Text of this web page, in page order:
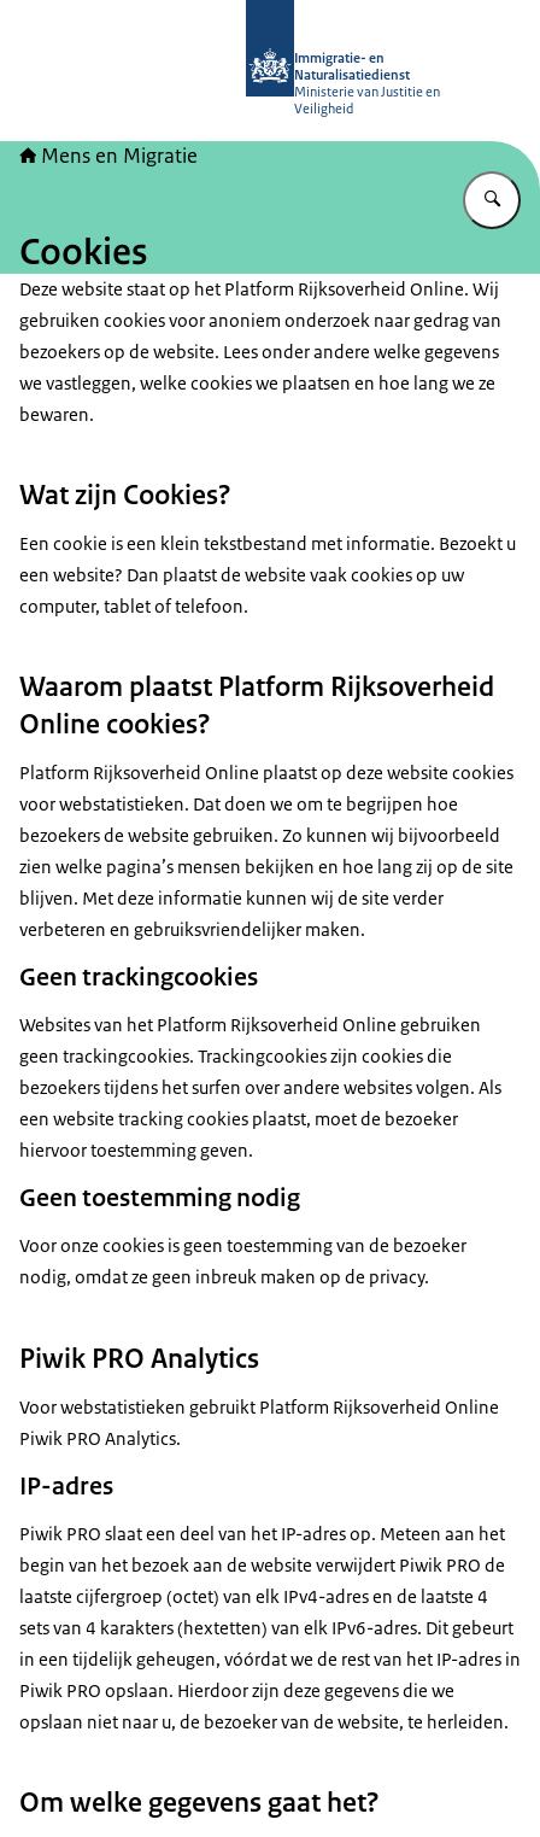
Immigratie- en
Naturalisatiedienst
Ministerie van Justitie en
Veiligheid
Mens en Migratie
Cookies
Deze website staat op het Platform Rijksoverheid Online. Wij
gebruiken cookies voor anoniem onderzoek naar gedrag van
bezoekers op de website. Lees onder andere welke gegevens
we vastleggen, welke cookies we plaatsen en hoe lang we ze
bewaren.
Wat zijn Cookies?
Een cookie is een klein tekstbestand met informatie. Bezoekt u
een website? Dan plaatst de website vaak cookies op uw
computer, tablet of telefoon.
Waarom plaatst Platform Rijksoverheid
Online cookies?
Platform Rijksoverheid Online plaatst op deze website cookies
voor webstatistieken. Dat doen we om te begrijpen hoe
bezoekers de website gebruiken. Zo kunnen wij bijvoorbeeld
zien welke pagina’s mensen bekijken en hoe lang zij op de site
blijven. Met deze informatie kunnen wij de site verder
verbeteren en gebruiksvriendelijker maken.
Geen trackingcookies
Websites van het Platform Rijksoverheid Online gebruiken
geen trackingcookies. Trackingcookies zijn cookies die
bezoekers tijdens het surfen over andere websites volgen. Als
een website tracking cookies plaatst, moet de bezoeker
hiervoor toestemming geven.
Geen toestemming nodig
Voor onze cookies is geen toestemming van de bezoeker
nodig, omdat ze geen inbreuk maken op de privacy.
Piwik PRO Analytics
Voor webstatistieken gebruikt Platform Rijksoverheid Online
Piwik PRO Analytics.
IP-adres
Piwik PRO slaat een deel van het IP-adres op. Meteen aan het
begin van het bezoek aan de website verwijdert Piwik PRO de
laatste cijfergroep (octet) van elk IPv4-adres en de laatste 4
sets van 4 karakters (hextetten) van elk IPv6-adres. Dit gebeurt
in een tijdelijk geheugen, vóórdat we de rest van het IP-adres in
Piwik PRO opslaan. Hierdoor zijn deze gegevens die we
opslaan niet naar u, de bezoeker van de website, te herleiden.
Om welke gegevens gaat het?